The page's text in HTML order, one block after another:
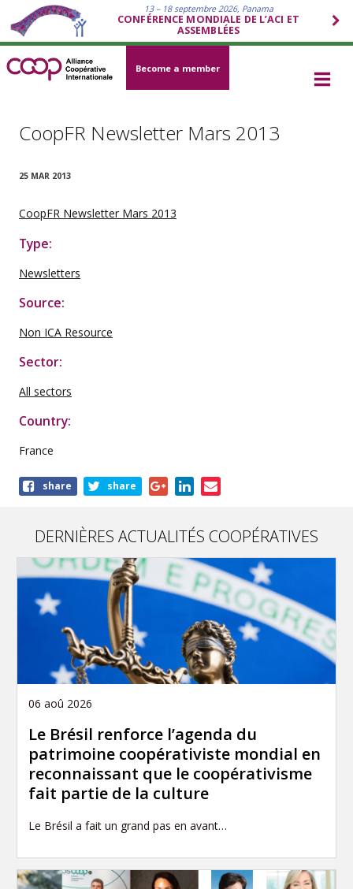
13 – 18 septembre 2026, Panama
CONFÉRENCE MONDIALE DE L’ACI ET
ASSEMBLÉES
Become a member
CoopFR Newsletter Mars 2013
25 MAR 2013
CoopFR Newsletter Mars 2013
Type:
Newsletters
Source:
Non ICA Resource
Sector:
All sectors
Country:
France
Shareshare share
DERNIÈRES ACTUALITÉS COOPÉRATIVES
06 aoû 2026
Le Brésil renforce l’agenda du
patrimoine coopérativiste mondial en
reconnaissant que le coopérativisme
fait partie de la culture
Le Brésil a fait un grand pas en avant…